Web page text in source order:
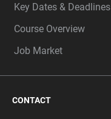
Key Dates & Deadlines
Course Overview
Job Market
CONTACT